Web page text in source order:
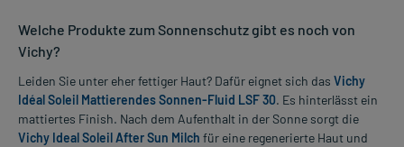
Welche Produkte zum Sonnenschutz gibt es noch von
Vichy?
Leiden Sie unter eher fettiger Haut? Dafür eignet sich das Vichy
Idéal Soleil Mattierendes Sonnen-Fluid LSF 30. Es hinterlässt ein
mattiertes Finish. Nach dem Aufenthalt in der Sonne sorgt die
Vichy Ideal Soleil After Sun Milch für eine regenerierte Haut und